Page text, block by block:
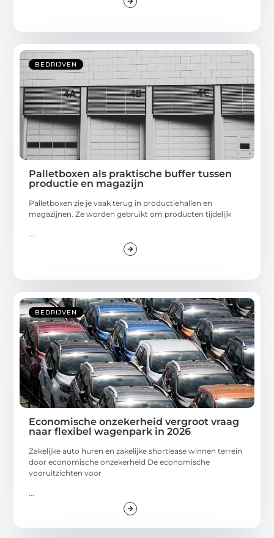
BEDRIJVEN
Palletboxen als praktische buffer tussen
productie en magazijn
Palletboxen zie je vaak terug in productiehallen en
magazijnen. Ze worden gebruikt om producten tijdelijk
...
BEDRIJVEN
Economische onzekerheid vergroot vraag
naar flexibel wagenpark in 2026
Zakelijke auto huren en zakelijke shortlease winnen terrein
door economische onzekerheid De economische
vooruitzichten voor